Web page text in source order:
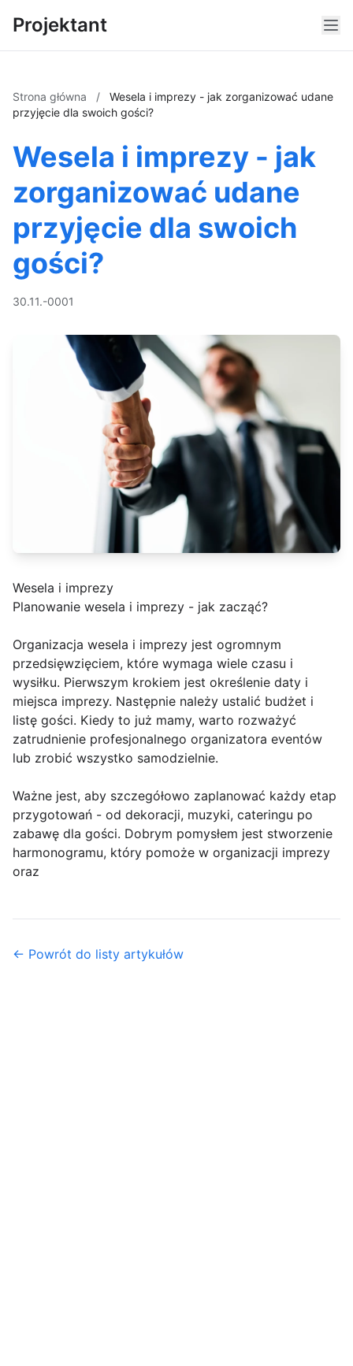
Projektant
Strona główna /
Wesela i imprezy - jak zorganizować udane
przyjęcie dla swoich gości?
Wesela i imprezy - jak
zorganizować udane
przyjęcie dla swoich
gości?
30.11.-0001
Wesela i imprezy
Planowanie wesela i imprezy - jak zacząć?
Organizacja wesela i imprezy jest ogromnym
przedsięwzięciem, które wymaga wiele czasu i
wysiłku. Pierwszym krokiem jest określenie daty i
miejsca imprezy. Następnie należy ustalić budżet i
listę gości. Kiedy to już mamy, warto rozważyć
zatrudnienie profesjonalnego organizatora eventów
lub zrobić wszystko samodzielnie.
Ważne jest, aby szczegółowo zaplanować każdy etap
przygotowań - od dekoracji, muzyki, cateringu po
zabawę dla gości. Dobrym pomysłem jest stworzenie
harmonogramu, który pomoże w organizacji imprezy
oraz
← Powrót do listy artykułów